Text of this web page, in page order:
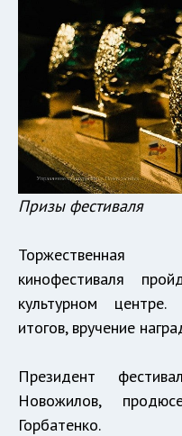
Призы фестиваля
Торжественная
кинофестиваля
культурном
итогов, вручение
Президент
Новожилов,
Горбатенко.